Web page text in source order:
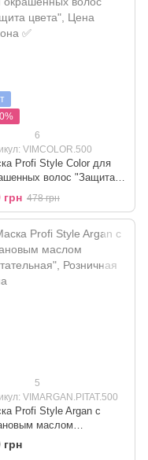
6
VIMCOLOR.500
Profi Style Color для
волос "Защита
грн 478 грн
5
VIMARGAN.PITAT.500
Profi Style Argan с
маслом
грн